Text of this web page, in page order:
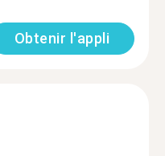
Obtenir l'appli